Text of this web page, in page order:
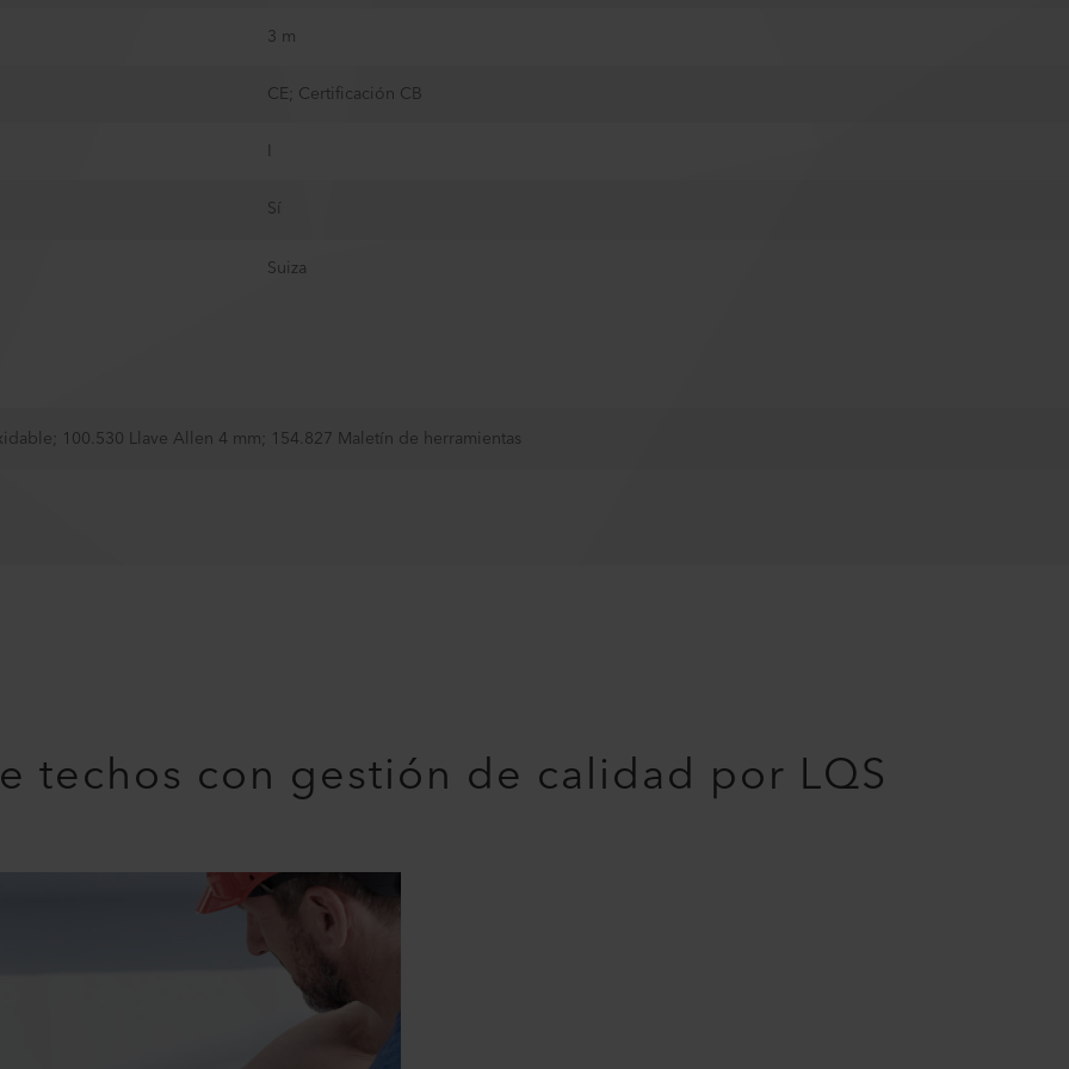
3 m
CE; Certificación CB
I
Sí
Suiza
; 100.530 Llave Allen 4 mm; 154.827 Maletín de herramientas
techos con gestión de calidad por LQS